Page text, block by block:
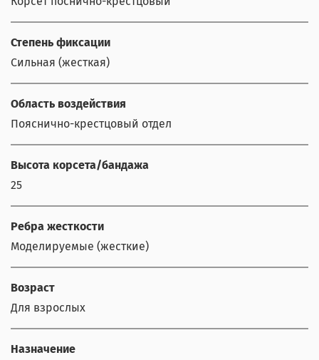
Степень фиксации
Сильная (жесткая)
Область воздействия
Пояснично-крестцовый отдел
Высота корсета/бандажа
25
Ребра жесткости
Моделируемые (жесткие)
Возраст
Для взрослых
Назначение